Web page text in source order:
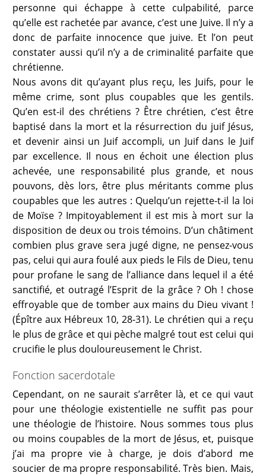
personne qui échappe à cette culpabilité, parce
qu’elle est rachetée par avance, c’est une Juive. Il n’y a
donc de parfaite innocence que juive. Et l’on peut
constater aussi qu’il n’y a de criminalité parfaite que
chrétienne.
Nous avons dit qu’ayant plus reçu, les Juifs, pour le
même crime, sont plus coupables que les gentils.
Qu’en est-il des chrétiens ? Être chrétien, c’est être
baptisé dans la mort et la résurrection du juif Jésus,
et devenir ainsi un Juif accompli, un Juif dans le Juif
par excellence. Il nous en échoit une élection plus
achevée, une responsabilité plus grande, et nous
pouvons, dès lors, être plus méritants comme plus
coupables que les autres : Quelqu’un rejette-t-il la loi
de Moïse ? Impitoyablement il est mis à mort sur la
disposition de deux ou trois témoins. D’un châtiment
combien plus grave sera jugé digne, ne pensez-vous
pas, celui qui aura foulé aux pieds le Fils de Dieu, tenu
pour profane le sang de l’alliance dans lequel il a été
sanctifié, et outragé l’Esprit de la grâce ? Oh ! chose
effroyable que de tomber aux mains du Dieu vivant !
(Épître aux Hébreux 10, 28-31). Le chrétien qui a reçu
le plus de grâce et qui pèche malgré tout est celui qui
crucifie le plus douloureusement le Christ.
Fonction sacerdotale
Cependant, on ne saurait s’arrêter là, et ce qui vaut
pour une théologie existentielle ne suffit pas pour
une théologie de l’histoire. Nous sommes tous plus
ou moins coupables de la mort de Jésus, et, puisque
j’ai ma propre vie à charge, je dois d’abord me
soucier de ma propre responsabilité. Très bien. Mais,